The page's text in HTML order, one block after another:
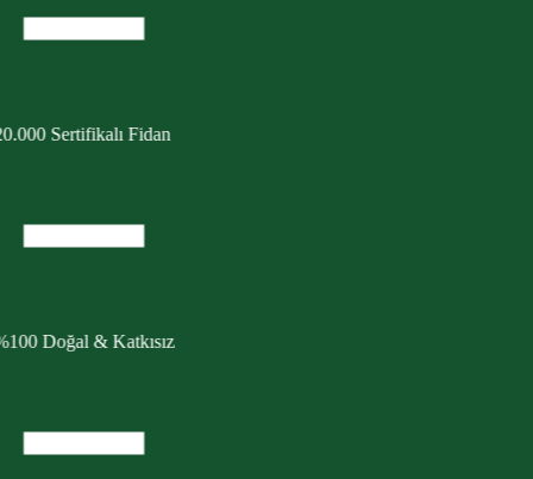
Sertifikalı Fidan
Doğal & Katkısız